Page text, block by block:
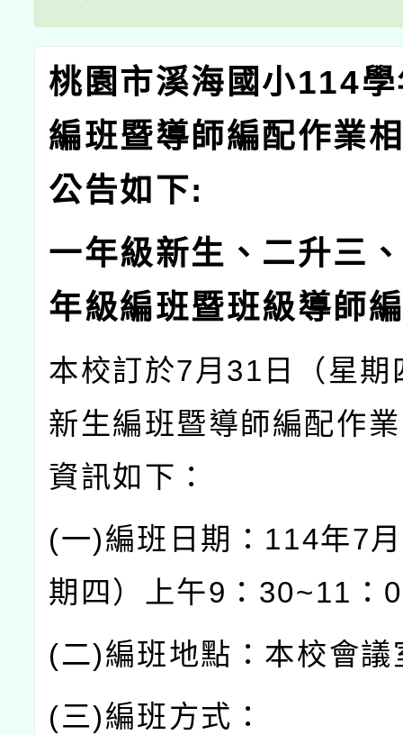
桃園市溪海國小114
編班暨導師編配作業
公告如下:
一年級新生、二升三
年級編班暨班級導師
本校訂於7月31日（星期
新生編班暨導師編配作
資訊如下：
(一)編班日期：114年7
期四）上午9：30~11：
(二)編班地點：本校會議
(三)編班方式：